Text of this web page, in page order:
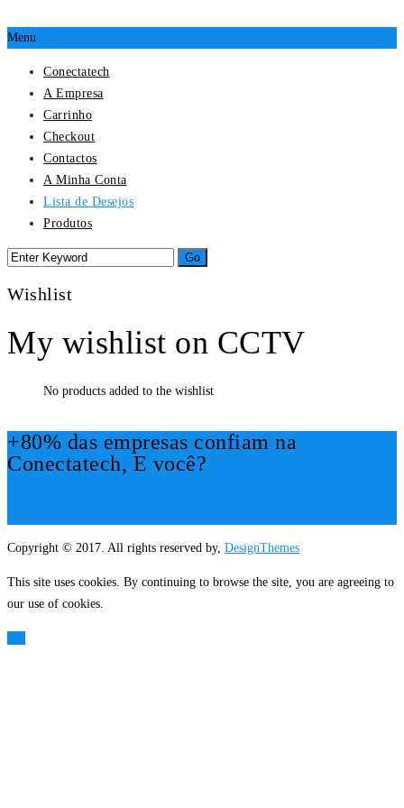
Menu
Conectatech
A Empresa
Carrinho
Checkout
Contactos
A Minha Conta
Lista de Desejos
Produtos
Wishlist
My wishlist on CCTV
No products added to the wishlist
+80% das empresas confiam na
Conectatech, E você?
Copyright © 2017. All rights reserved by, DesignThemes
This site uses cookies. By continuing to browse the site, you are agreeing to
our use of cookies.